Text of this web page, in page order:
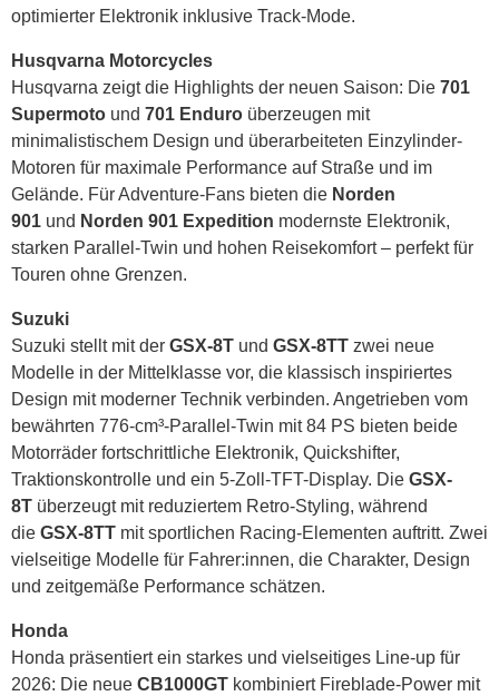
optimierter Elektronik inklusive Track-Mode.
Husqvarna Motorcycles
Husqvarna zeigt die Highlights der neuen Saison: Die 701
Supermoto und 701 Enduro überzeugen mit
minimalistischem Design und überarbeiteten Einzylinder-
Motoren für maximale Performance auf Straße und im
Gelände. Für Adventure-Fans bieten die Norden
901 und Norden 901 Expedition modernste Elektronik,
starken Parallel-Twin und hohen Reisekomfort – perfekt für
Touren ohne Grenzen.
Suzuki
Suzuki stellt mit der GSX-8T und GSX-8TT zwei neue
Modelle in der Mittelklasse vor, die klassisch inspiriertes
Design mit moderner Technik verbinden. Angetrieben vom
bewährten 776-cm³-Parallel-Twin mit 84 PS bieten beide
Motorräder fortschrittliche Elektronik, Quickshifter,
Traktionskontrolle und ein 5-Zoll-TFT-Display. Die GSX-
8T überzeugt mit reduziertem Retro-Styling, während
die GSX-8TT mit sportlichen Racing-Elementen auftritt. Zwei
vielseitige Modelle für Fahrer:innen, die Charakter, Design
und zeitgemäße Performance schätzen.
Honda
Honda präsentiert ein starkes und vielseitiges Line-up für
2026: Die neue CB1000GT kombiniert Fireblade-Power mit